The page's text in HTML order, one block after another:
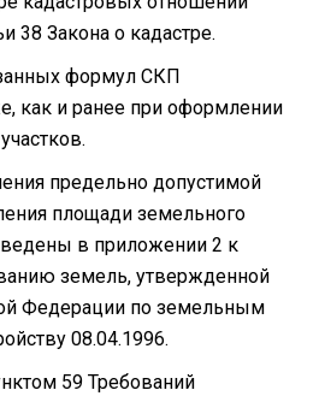
38 Закона о кадастре.
формул СКП
как и ранее при оформлении
предельно допустимой
площади земельного
в приложении 2 к
земель, утвержденной
Федерации по земельным
08.04.1996.
59 Требований